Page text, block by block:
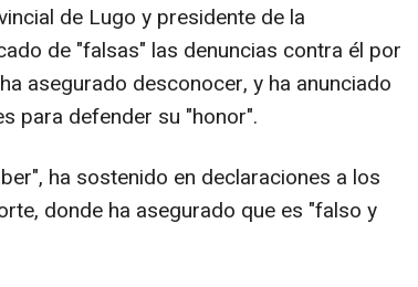
de Lugo y presidente de la
de "falsas" las denuncias contra él por
asegurado desconocer, y ha anunciado
para defender su "honor".
ha sostenido en declaraciones a los
donde ha asegurado que es "falso y